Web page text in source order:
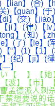
lian】(合)【
)【guan】(于
】(交)【jiao
【ji】(律)【
】(知)【
】(了)【le】(
“】(1)【1】
(纪)【ji】(
】
【 】【她
】【市】【
德派人刺
禁想要说的